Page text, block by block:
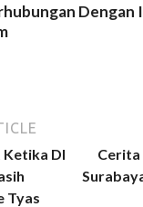
Dengan
DI
Tyas
Cerita